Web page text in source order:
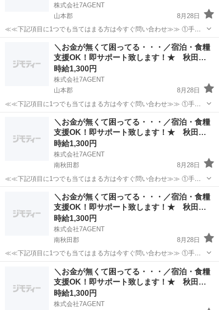
株式会社7AGENT
山本郡
8月28日
≪≪下記項目に1つでも当てはまる方は今すぐ問い合わせ≫≫ ①手持
ちのお金がほとんど無い ②今日泊まる寝床が無い ③携帯が止まって
る、止まりそう ④今スグ働きたい ⑤いっぱい稼ぎたい 弊社のプロの
コーディネータ...
倉庫 生活支援
＼お金が無くて困ってる・・・／宿泊・食糧
支援OK！即サポート致します！★ 秋田…
時給1,300円
株式会社7AGENT
山本郡
8月28日
≪≪下記項目に1つでも当てはまる方は今すぐ問い合わせ≫≫ ①手持
ちのお金がほとんど無い ②今日泊まる寝床が無い ③携帯が止まって
る、止まりそう ④今スグ働きたい ⑤いっぱい稼ぎたい 弊社のプロの
コーディネータ...
倉庫 生活支援
＼お金が無くて困ってる・・・／宿泊・食糧
支援OK！即サポート致します！★ 秋田…
時給1,300円
株式会社7AGENT
南秋田郡
8月28日
≪≪下記項目に1つでも当てはまる方は今すぐ問い合わせ≫≫ ①手持
ちのお金がほとんど無い ②今日泊まる寝床が無い ③携帯が止まって
る、止まりそう ④今スグ働きたい ⑤いっぱい稼ぎたい 弊社のプロの
コーディネータ...
倉庫 生活支援
＼お金が無くて困ってる・・・／宿泊・食糧
支援OK！即サポート致します！★ 秋田…
時給1,300円
株式会社7AGENT
南秋田郡
8月28日
≪≪下記項目に1つでも当てはまる方は今すぐ問い合わせ≫≫ ①手持
ちのお金がほとんど無い ②今日泊まる寝床が無い ③携帯が止まって
る、止まりそう ④今スグ働きたい ⑤いっぱい稼ぎたい 弊社のプロの
コーディネータ...
倉庫 生活支援
＼お金が無くて困ってる・・・／宿泊・食糧
支援OK！即サポート致します！★ 秋田…
時給1,300円
株式会社7AGENT